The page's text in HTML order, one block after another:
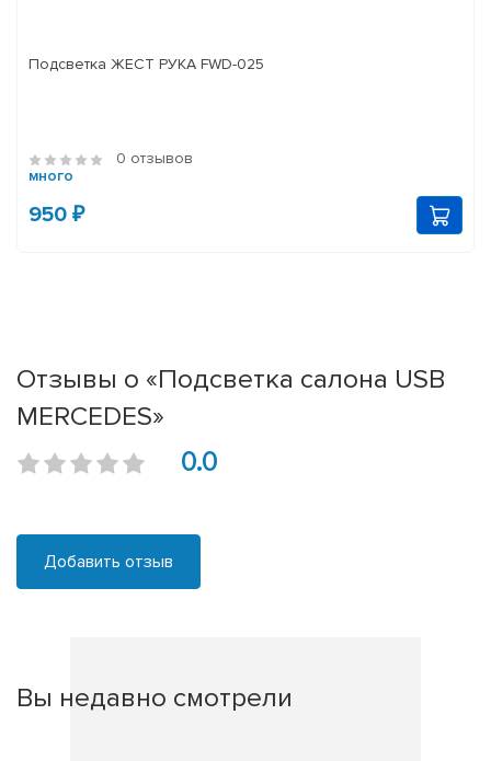
Подсветка ЖЕСТ РУКА FWD-025
0 отзывов
много
950 ₽
Отзывы о «Подсветка салона USB
MERCEDES»
0.0
Добавить отзыв
Вы недавно смотрели